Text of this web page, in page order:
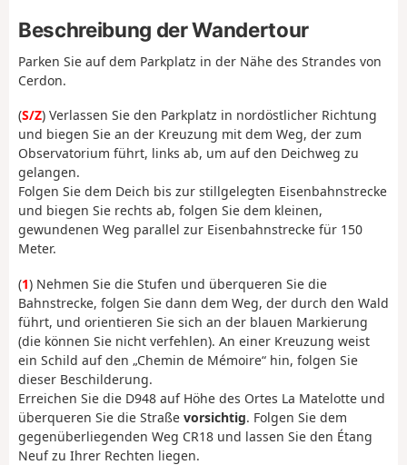
Beschreibung der Wandertour
Parken Sie auf dem Parkplatz in der Nähe des Strandes von
Cerdon.
(S/Z) Verlassen Sie den Parkplatz in nordöstlicher Richtung
und biegen Sie an der Kreuzung mit dem Weg, der zum
Observatorium führt, links ab, um auf den Deichweg zu
gelangen.
Folgen Sie dem Deich bis zur stillgelegten Eisenbahnstrecke
und biegen Sie rechts ab, folgen Sie dem kleinen,
gewundenen Weg parallel zur Eisenbahnstrecke für 150
Meter.
(1) Nehmen Sie die Stufen und überqueren Sie die
Bahnstrecke, folgen Sie dann dem Weg, der durch den Wald
führt, und orientieren Sie sich an der blauen Markierung
(die können Sie nicht verfehlen). An einer Kreuzung weist
ein Schild auf den „Chemin de Mémoire“ hin, folgen Sie
dieser Beschilderung.
Erreichen Sie die D948 auf Höhe des Ortes La Matelotte und
überqueren Sie die Straße vorsichtig. Folgen Sie dem
gegenüberliegenden Weg CR18 und lassen Sie den Étang
Neuf zu Ihrer Rechten liegen.